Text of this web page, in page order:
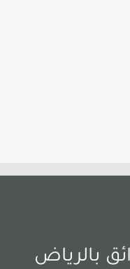
بالرياض